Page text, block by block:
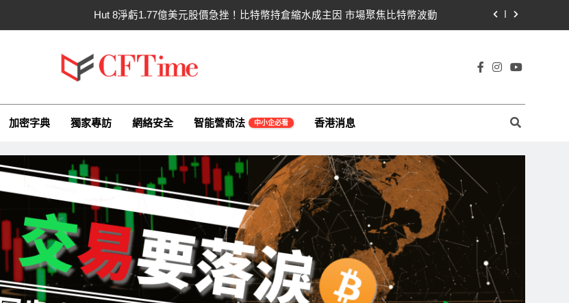
Hut 8淨虧1.77億美元股價急挫！比特幣持倉縮水成主因 市場聚焦比特幣波動
CLARITY法案60票門檻仍差關鍵缺口！民主黨七參議員聯合聲明：現有提案尚未準備好
SpaceX上市後首份季報：營收78億超預期 比特幣持倉縮水5.4億致虧損
Strategy再賣比特幣！Saylor澄清：公司與個人分開，我從未賣出
有關AI（ChatGPT）、區塊鏈、NFT、加密貨幣、元宇宙及金融科技FinTech等資訊。
加密字典 獨家專訪 網絡安全 智能營商法 中小企必看 香港消息